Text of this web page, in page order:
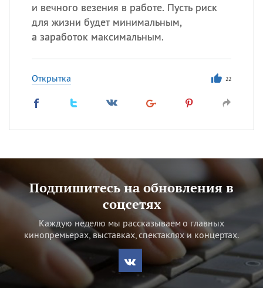
и вечного везения в работе. Пусть риск
для жизни будет минимальным,
а заработок максимальным.
Открытка 22
Подпишитесь на обновления в
соцсетях
Каждую неделю мы рассказываем о главных
кинопремьерах, выставках, спектаклях и концертах.